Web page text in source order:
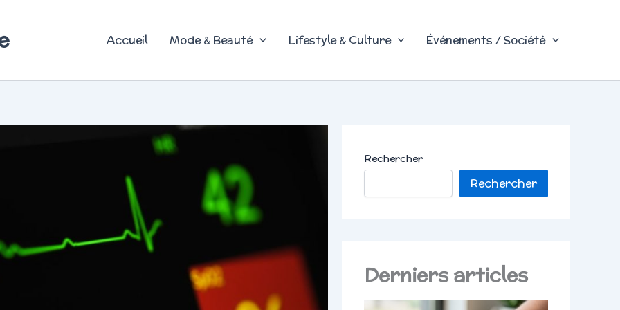
Accueil Mode & Beauté Lifestyle & Culture Événements / Société
Rechercher
Rechercher
Derniers articles